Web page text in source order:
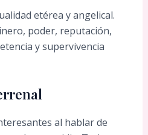
etérea y angelical.
poder, reputación,
y supervivencia
al hablar de